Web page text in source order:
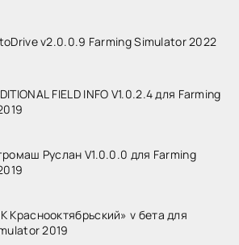
v2.0.0.9 Farming Simulator 2022
FIELD INFO V1.0.2.4 для Farming
Руслан V1.0.0.0 для Farming
Краснооктябрьский» v бета для
2019